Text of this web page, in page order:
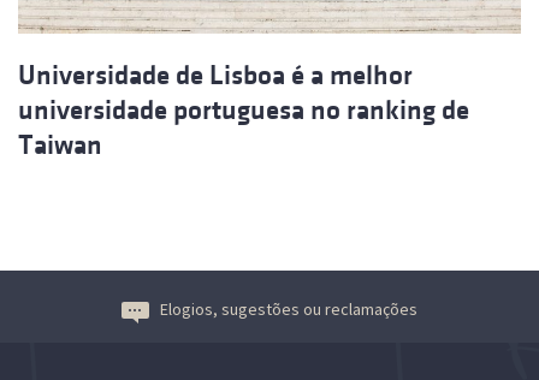
Universidade de Lisboa é a melhor
universidade portuguesa no ranking de
Taiwan
Elogios, sugestões ou reclamações